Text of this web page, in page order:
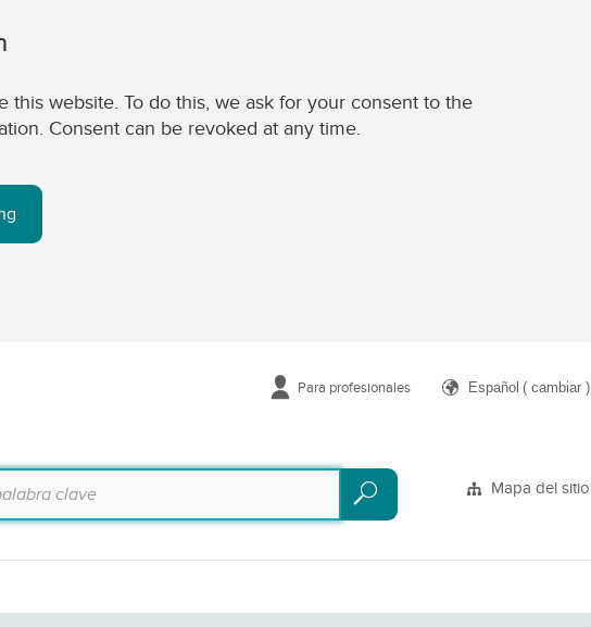
this website. To do this, we ask for your consent to the
Consent can be revoked at any time.
Para profesionales Español ( cambiar )
Buscar
Buscar
Mapa del sitio